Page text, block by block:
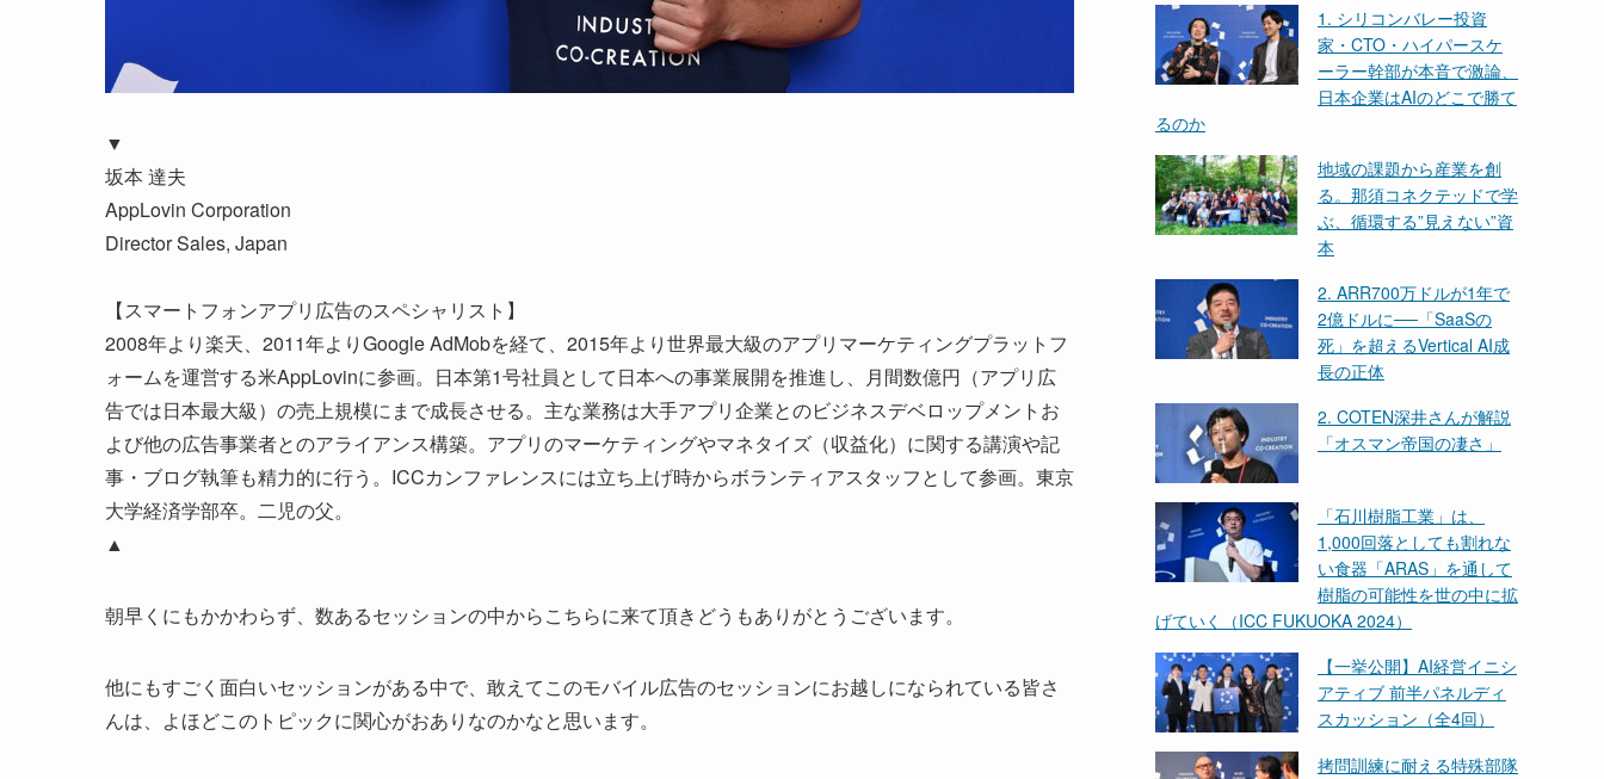
▼
坂本 達夫
AppLovin Corporation
Director Sales, Japan
【スマートフォンアプリ広告のスペシャリスト】
2008年より楽天、2011年よりGoogle AdMobを経て、2015年より世界最大級のアプリマーケティングプラットフ
ォームを運営する米AppLovinに参画。日本第1号社員として日本への事業展開を推進し、月間数億円（アプリ広
告では日本最大級）の売上規模にまで成長させる。主な業務は大手アプリ企業とのビジネスデベロップメントお
よび他の広告事業者とのアライアンス構築。アプリのマーケティングやマネタイズ（収益化）に関する講演や記
事・ブログ執筆も精力的に行う。ICCカンファレンスには立ち上げ時からボランティアスタッフとして参画。東京
大学経済学部卒。二児の父。
▲
朝早くにもかかわらず、数あるセッションの中からこちらに来て頂きどうもありがとうございます。
他にもすごく面白いセッションがある中で、敢えてこのモバイル広告のセッションにお越しになられている皆さ
んは、よほどこのトピックに関心がおありなのかなと思います。
1. シリコンバレー投資
家・CTO・ハイパースケ
ーラー幹部が本音で激論、
日本企業はAIのどこで勝て
るのか
地域の課題から産業を創
る。那須コネクテッドで学
ぶ、循環する”見えない”資
本
2. ARR700万ドルが1年で
2億ドルに──「SaaSの
死」を超えるVertical AI成
長の正体
2. COTEN深井さんが解説
「オスマン帝国の凄さ」
「石川樹脂工業」は、
1,000回落としても割れな
い食器「ARAS」を通して
樹脂の可能性を世の中に拡
げていく（ICC FUKUOKA 2024）
【一挙公開】AI経営イニシ
アティブ 前半パネルディ
スカッション（全4回）
拷問訓練に耐える特殊部隊